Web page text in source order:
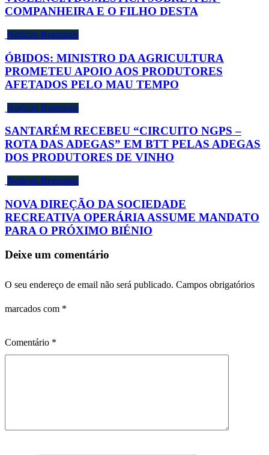
COMPANHEIRA E O FILHO DESTA
Notícias Regionais
ÓBIDOS: MINISTRO DA AGRICULTURA
PROMETEU APOIO AOS PRODUTORES
AFETADOS PELO MAU TEMPO
Notícias Regionais
SANTARÉM RECEBEU “CIRCUITO NGPS –
ROTA DAS ADEGAS” EM BTT PELAS ADEGAS
DOS PRODUTORES DE VINHO
Notícias Regionais
NOVA DIREÇÃO DA SOCIEDADE
RECREATIVA OPERÁRIA ASSUME MANDATO
PARA O PRÓXIMO BIÉNIO
Deixe um comentário
O seu endereço de email não será publicado. Campos obrigatórios
marcados com *
Comentário *